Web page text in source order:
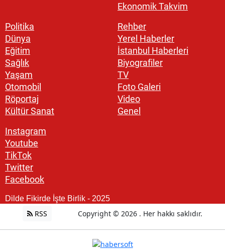
Ekonomik Takvim
Politika
Dünya
Eğitim
Sağlık
Yaşam
Otomobil
Röportaj
Kültür Sanat
Rehber
Yerel Haberler
İstanbul Haberleri
Biyografiler
TV
Foto Galeri
Video
Genel
Instagram
Youtube
TikTok
Twitter
Facebook
Dilde Fikirde İşte Birlik - 2025
RSS Copyright © 2026 . Her hakkı saklıdır.